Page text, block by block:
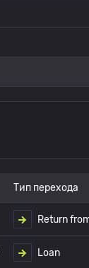
Тип перехода
Return
Loan